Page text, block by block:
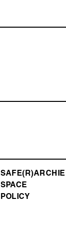
SAFE(R)
SPACE
POLICY